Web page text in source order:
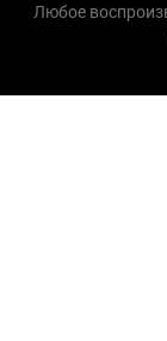
Любое